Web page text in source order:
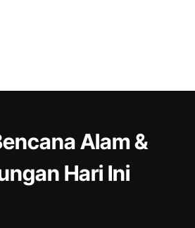
Alam &
Hari Ini